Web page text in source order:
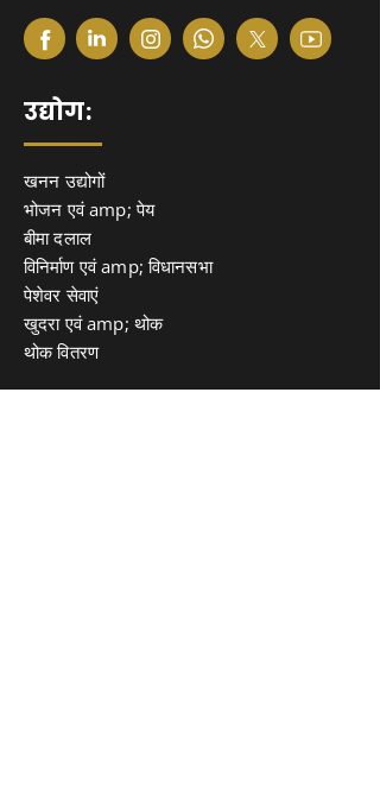
उद्योग:
खनन उद्योगों
भोजन एवं amp; पेय
बीमा दलाल
विनिर्माण एवं amp; विधानसभा
पेशेवर सेवाएं
खुदरा एवं amp; थोक
थोक वितरण